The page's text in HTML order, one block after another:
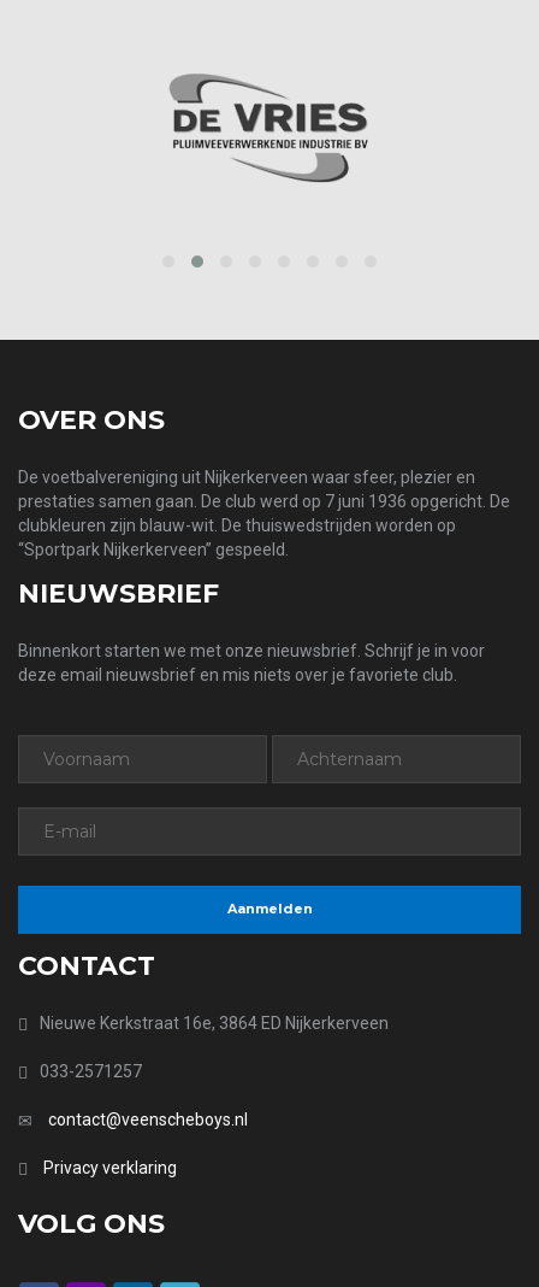
OVER ONS
De voetbalvereniging uit Nijkerkerveen waar sfeer, plezier en
prestaties samen gaan. De club werd op 7 juni 1936 opgericht. De
clubkleuren zijn blauw-wit. De thuiswedstrijden worden op
“Sportpark Nijkerkerveen” gespeeld.
NIEUWSBRIEF
Binnenkort starten we met onze nieuwsbrief. Schrijf je in voor
deze email nieuwsbrief en mis niets over je favoriete club.
CONTACT
Nieuwe Kerkstraat 16e, 3864 ED Nijkerkerveen
033-2571257
contact@veenscheboys.nl
Privacy verklaring
VOLG ONS